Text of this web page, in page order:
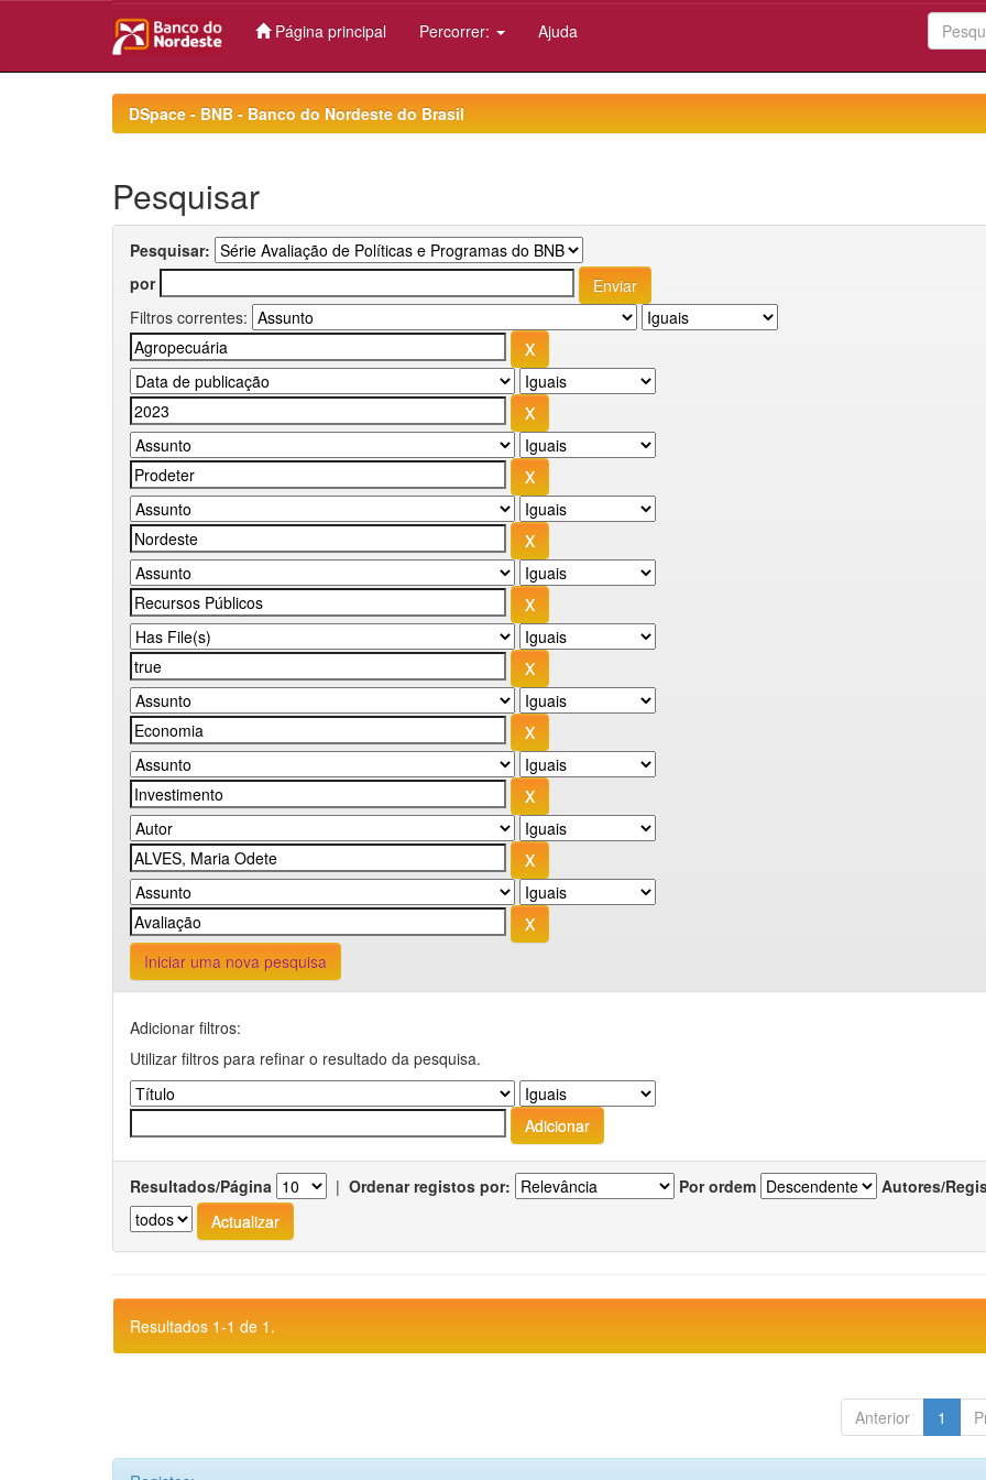
Página principal Percorrer: Ajuda
DSpace - BNB - Banco do Nordeste do Brasil
Pesquisar
Pesquisar:
por
Filtros correntes:
Iniciar uma nova pesquisa
Adicionar filtros:
Utilizar filtros para refinar o resultado da pesquisa.
Resultados/Página | Ordenar registos por: Por ordem Autores/
Resultados 1-1 de 1.
Anterior 1